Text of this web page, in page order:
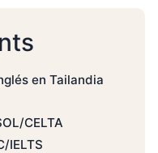
en Tailandia
CELTA
IELTS